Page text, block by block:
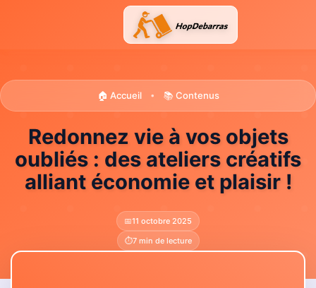
🏠 Accueil • 📚 Contenus
Redonnez vie à vos objets
oubliés : des ateliers créatifs
alliant économie et plaisir !
📅11 octobre 2025
⏱️7 min de lecture